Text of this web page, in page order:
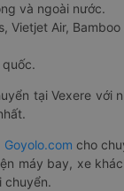
và ngoài nước.
Air,
tại Vexere với
Goyolo.com cho
máy bay, xe
chuyển.